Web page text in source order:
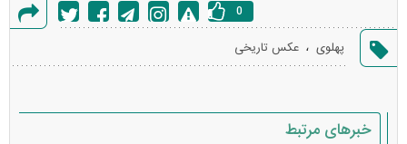
خطا
0
پهلوی ، عکس تاریخی
خبرهای مرتبط